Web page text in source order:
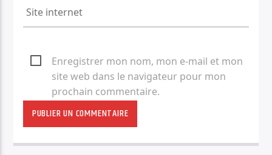
Enregistrer mon nom, mon e-mail et mon
site web dans le navigateur pour mon
prochain commentaire.